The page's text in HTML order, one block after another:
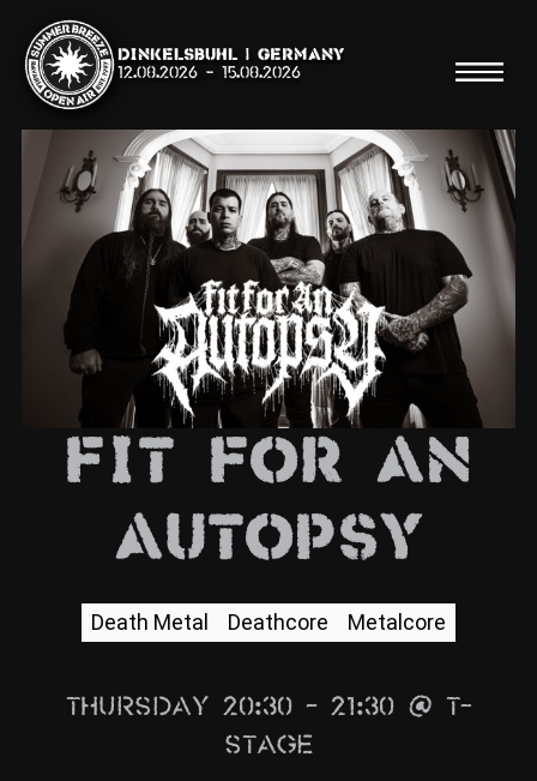
Dinkelsbühl | Germany
12.08.2026 - 15.08.2026
Suche
Shop
Line Up
Running Order/Maps
Festival ABC
Info
ZUM SHOP
Fit For An
Autopsy
Death Metal Deathcore Metalcore
Thursday 20:30 – 21:30 @ T-
Stage